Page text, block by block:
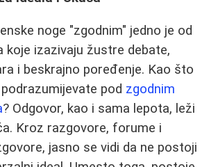
noge "zgodnim" jedno je od
koje izazivaju žustre debate,
i beskrajno poređenje. Kao što
pod zgodnim
? Odgovor, kao i sama lepota, leži
Kroz razgovore, forume i
jasno se vidi da ne postoji